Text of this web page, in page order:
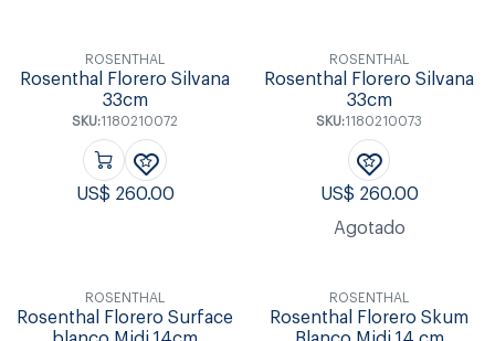
ROSENTHAL
Rosenthal Florero Silvana
33cm
SKU:1180210072
US$ 260.00
ROSENTHAL
Rosenthal Florero Silvana
33cm
SKU:1180210073
US$ 260.00
Agotado
ROSENTHAL
Rosenthal Florero Surface
ROSENTHAL
Rosenthal Florero Skum